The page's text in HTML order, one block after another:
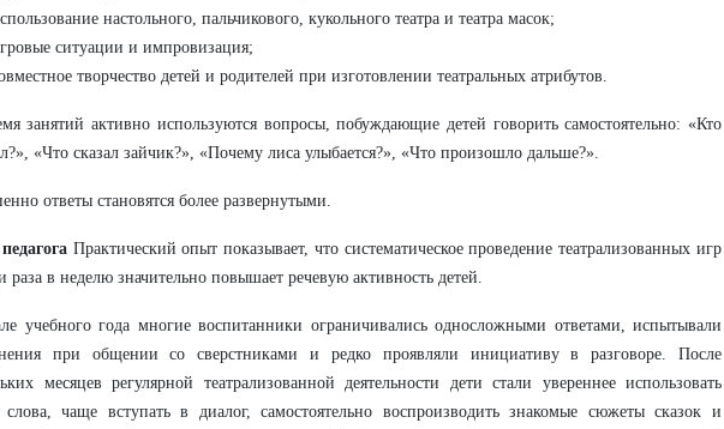
настольного, пальчикового, кукольного театра и театра масок;
ситуации и импровизация;
творчество детей и родителей при изготовлении театральных атрибутов.
занятий активно используются вопросы, побуждающие детей говорить самостоятельно: «Кто
«Что сказал зайчик?», «Почему лиса улыбается?», «Что произошло дальше?».
ответы становятся более развернутыми.
Практический опыт показывает, что систематическое проведение театрализованных игр
раза в неделю значительно повышает речевую активность детей.
учебного года многие воспитанники ограничивались односложными ответами, испытывали
при общении со сверстниками и редко проявляли инициативу в разговоре. После
месяцев регулярной театрализованной деятельности дети стали увереннее использовать
чаще вступать в диалог, самостоятельно воспроизводить знакомые сюжеты сказок и